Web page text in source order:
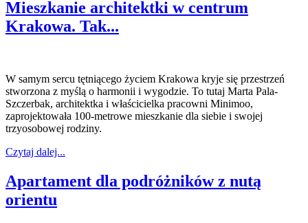
Mieszkanie architektki w centrum
Krakowa. Tak...
W samym sercu tętniącego życiem Krakowa kryje się przestrzeń
stworzona z myślą o harmonii i wygodzie. To tutaj Marta Pala-
Szczerbak, architektka i właścicielka pracowni Minimoo,
zaprojektowała 100-metrowe mieszkanie dla siebie i swojej
trzyosobowej rodziny.
Czytaj dalej...
Apartament dla podróżników z nutą
orientu